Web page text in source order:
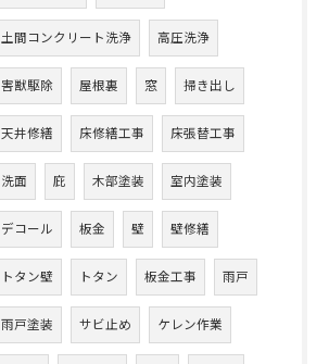
土間コンクリート洗浄 高圧洗浄
害獣駆除 屋根裏 窓 掃き出し
天井修繕 床修繕工事 床張替工事
洗面 庇 木部塗装 室内塗装
デコール 板金 壁 壁修繕
トタン壁 トタン 板金工事 雨戸
雨戸塗装 サビ止め ケレン作業